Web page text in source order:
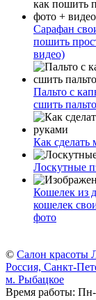
Сарафан
пошить
видео)
Пальто с
сшить
Как
Лоскутные
Кошелек из
кошелек
фото
© Салон красоты
Россия, Санкт-
м. Рыбацкое
Время работы: